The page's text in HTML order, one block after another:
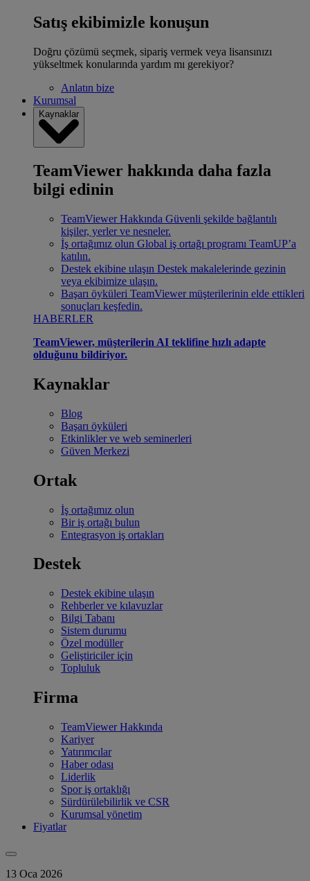
Satış ekibimizle konuşun
Doğru çözümü seçmek, sipariş vermek veya lisansınızı
yükseltmek konularında yardım mı gerekiyor?
Anlatın bize
Kurumsal
Kaynaklar
TeamViewer hakkında daha fazla
bilgi edinin
TeamViewer Hakkında Güvenli şekilde bağlantılı
kişiler, yerler ve nesneler.
İş ortağımız olun Global iş ortağı programı TeamUP’a
katılın.
Destek ekibine ulaşın Destek makalelerinde gezinin
veya ekibimize ulaşın.
Başarı öyküleri TeamViewer müşterilerinin elde ettikleri
sonuçları keşfedin.
HABERLER
TeamViewer, müşterilerin AI teklifine hızlı adapte
olduğunu bildiriyor.
Kaynaklar
Blog
Başarı öyküleri
Etkinlikler ve web seminerleri
Güven Merkezi
Ortak
İş ortağımız olun
Bir iş ortağı bulun
Entegrasyon iş ortakları
Destek
Destek ekibine ulaşın
Rehberler ve kılavuzlar
Bilgi Tabanı
Sistem durumu
Özel modüller
Geliştiriciler için
Topluluk
Firma
TeamViewer Hakkında
Kariyer
Yatırımcılar
Haber odası
Liderlik
Spor iş ortaklığı
Sürdürülebilirlik ve CSR
Kurumsal yönetim
Fiyatlar
13 Oca 2026